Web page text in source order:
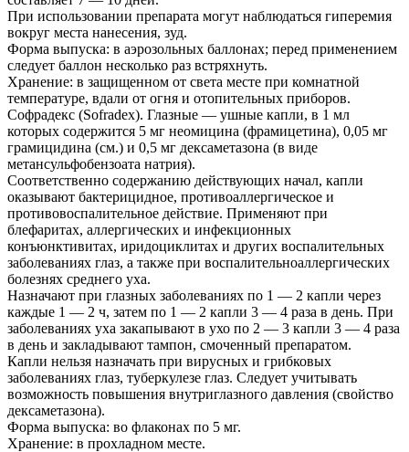
При использовании препарата могут наблюдаться гиперемия
вокруг места нанесения, зуд.
Форма выпуска: в аэрозольных баллонах; перед применением
следует баллон несколько раз встряхнуть.
Хранение: в защищенном от света месте при комнатной
температуре, вдали от огня и отопительных приборов.
Софрадекс (Sofradex). Глазные — ушные капли, в 1 мл
которых содержится 5 мг неомицина (фрамицетина), 0,05 мг
грамицидина (см.) и 0,5 мг дексаметазона (в виде
метансульфобензоата натрия).
Соответственно содержанию действующих начал, капли
оказывают бактерицидное, противоаллергическое и
противовоспалительное действие. Применяют при
блефаритах, аллергических и инфекционных
конъюнктивитах, иридоциклитах и других воспалительных
заболеваниях глаз, а также при воспалительноаллергических
болезнях среднего уха.
Назначают при глазных заболеваниях по 1 — 2 капли через
каждые 1 — 2 ч, затем по 1 — 2 капли 3 — 4 раза в день. При
заболеваниях уха закапывают в ухо по 2 — 3 капли 3 — 4 раза
в день и закладывают тампон, смоченный препаратом.
Капли нельзя назначать при вирусных и грибковых
заболеваниях глаз, туберкулезе глаз. Следует учитывать
возможность повышения внутриглазного давления (свойство
дексаметазона).
Форма выпуска: во флаконах по 5 мг.
Хранение: в прохладном месте.